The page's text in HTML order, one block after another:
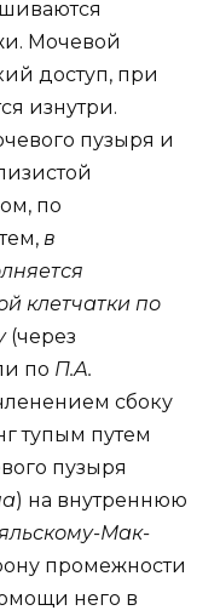
Мочевой
доступ, при
изнутри.
пузыря и
по
в
клетчатки по
(через
по П.А.
сбоку
тупым путем
пузыря
) на внутреннюю
Мак-
промежности
него в